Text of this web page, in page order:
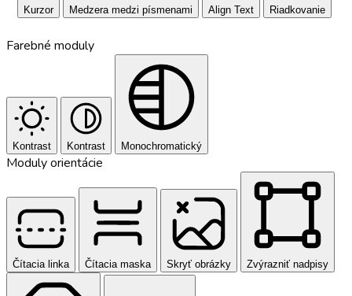
Kurzor Medzera medzi písmenami Align Text Riadkovanie
Farebné moduly
Kontrast Kontrast Monochromatický
Moduly orientácie
Čítacia linka Čítacia maska Skryť obrázky Zvýrazniť nadpisy